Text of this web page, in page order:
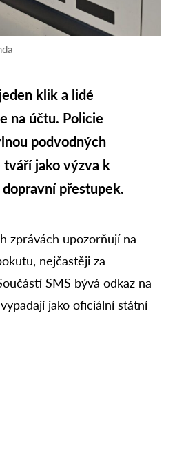
klik a lidé
na účtu. Policie
podvodných
tváří jako výzva k
přestupek.
zprávách upozorňují na
nejčastěji za
SMS bývá odkaz na
jako oficiální státní